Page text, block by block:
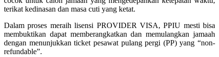
terikat kedinasan dan masa cuti yang ketat.
Dalam proses meraih lisensi PROVIDER VISA, PPIU mesti bisa
membuktikan dapat memberangkatkan dan memulangkan jamaah
dengan menunjukkan ticket pesawat pulang pergi (PP) yang “non-
refundable”.